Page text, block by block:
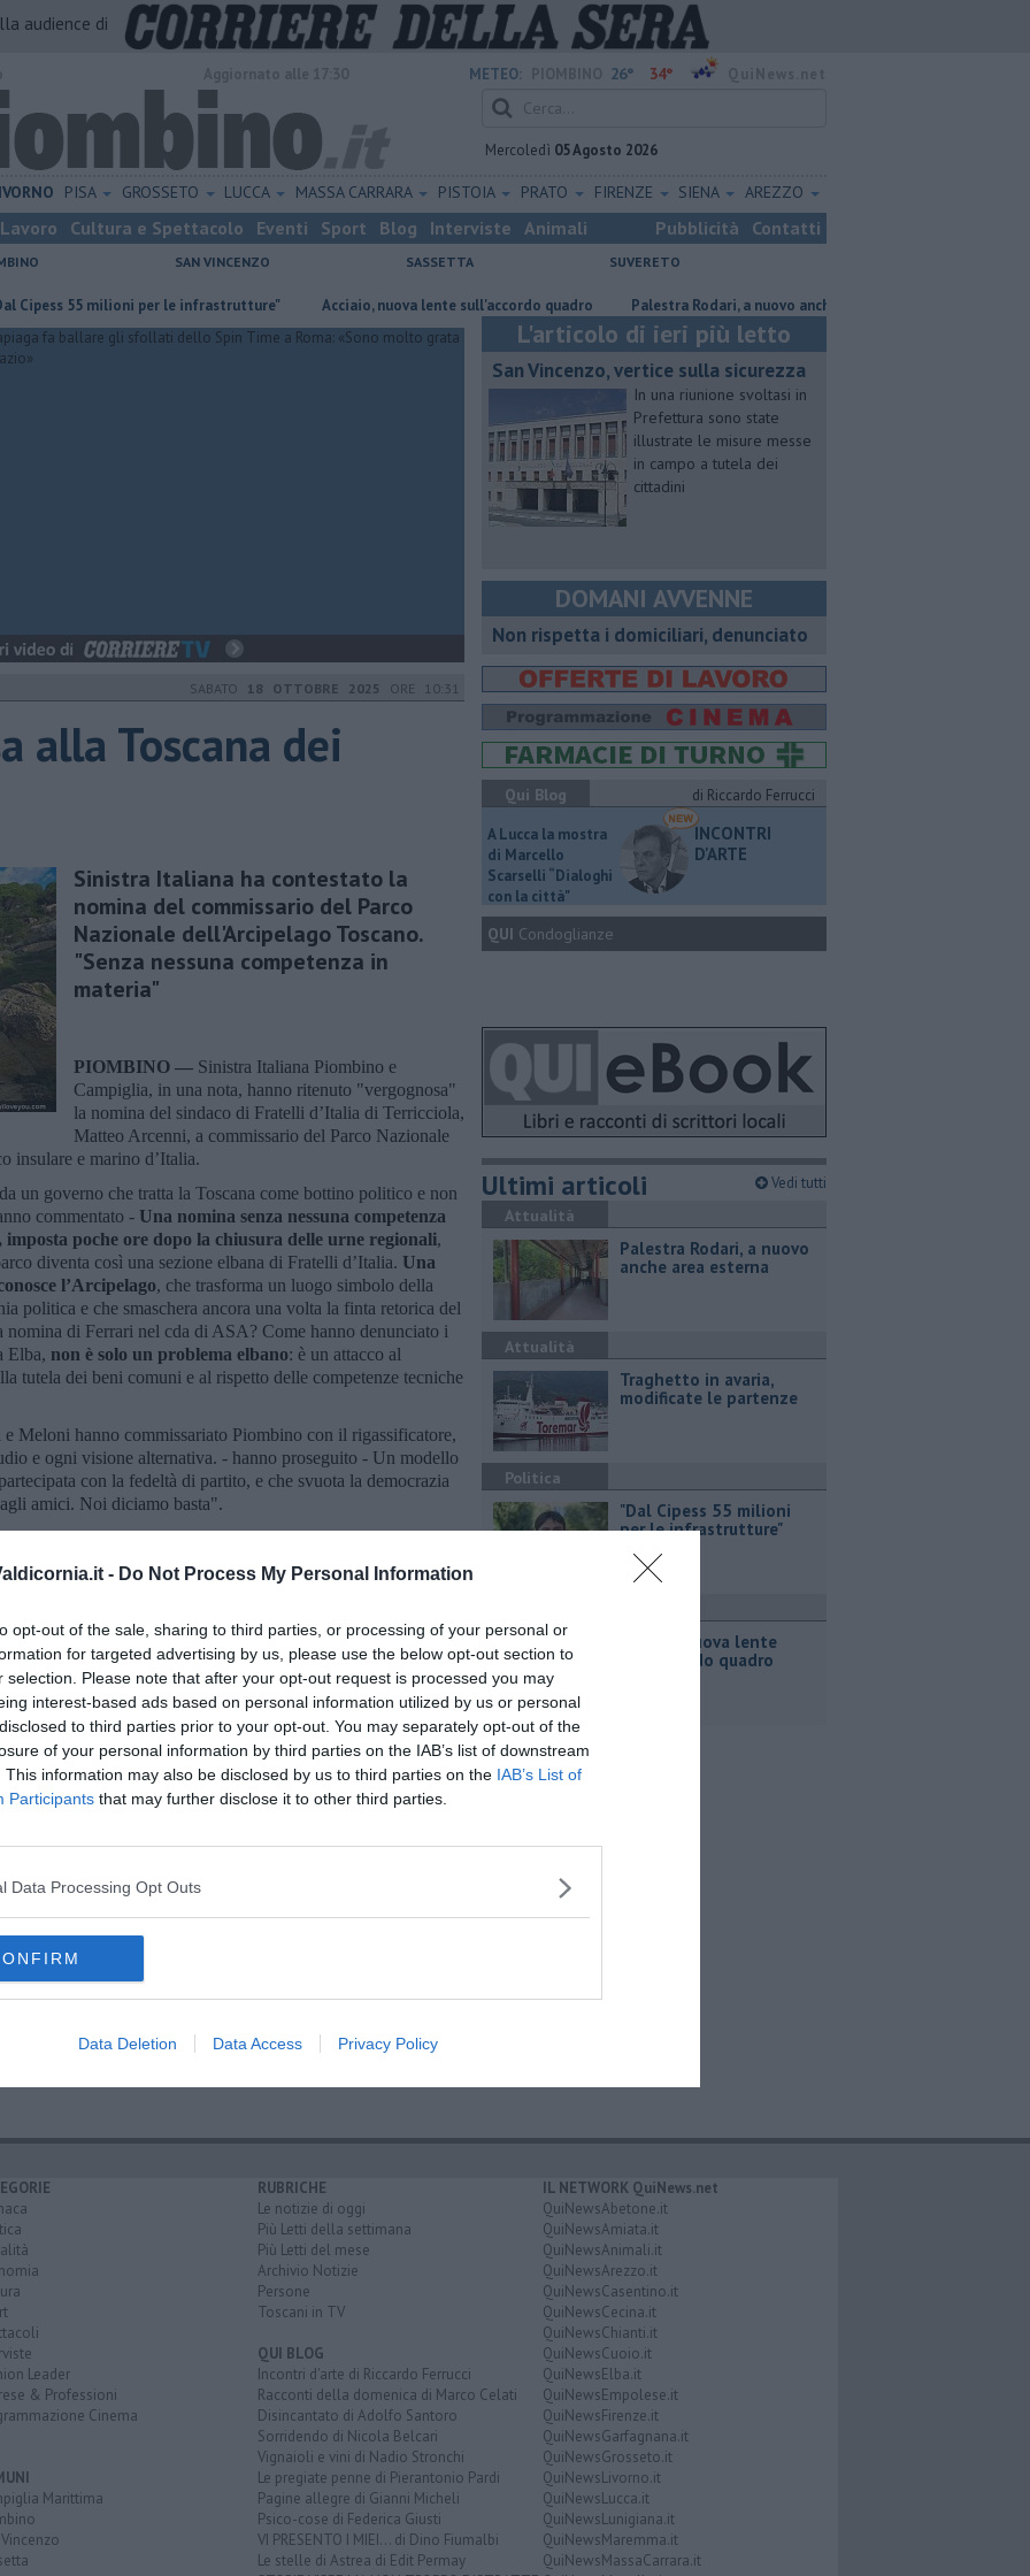
- Do Not Process My Personal Information
opt-out of the sale, sharing to third parties, or processing of your personal or
for targeted advertising by us, please use the below opt-out section to
selection. Please note that after your opt-out request is processed you may
interest-based ads based on personal information utilized by us or personal
to third parties prior to your opt-out. You may separately opt-out of the
of your personal information by third parties on the IAB’s list of downstream
This information may also be disclosed by us to third parties on the IAB’s List of
Participants that may further disclose it to other third parties.
Data Processing Opt Outs
Data Deletion Data Access Privacy Policy
audience di
METEO: 26° 34°
Mercoledì 05 Agosto 2026
PISA GROSSETO LUCCA MASSA CARRARA PISTOIA PRATO FIRENZE SIENA AREZZO
Lavoro Cultura e Spettacolo Eventi Sport Blog Interviste Animali Pubblicità Contatti
SAN VINCENZO SASSETTA SUVERETO
55 milioni per le infrastrutture" Acciaio, nuova lente sull'accordo quadro Palestra Rodari, a nuovo anche area esterna
SABATO 18 OTTOBRE 2025 ORE 10:31
alla Toscana dei
Sinistra Italiana ha contestato la
nomina del commissario del Parco
Nazionale dell'Arcipelago Toscano.
"Senza nessuna competenza in
materia"
PIOMBINO — Sinistra Italiana Piombino e
Campiglia, in una nota, hanno ritenuto "vergognosa"
la nomina del sindaco di Fratelli d’Italia di Terricciola,
Matteo Arcenni, a commissario del Parco Nazionale
insulare e marino d’Italia.
un governo che tratta la Toscana come bottino politico e non
commentato - Una nomina senza nessuna competenza
imposta poche ore dopo la chiusura delle urne regionali,
diventa così una sezione elbana di Fratelli d’Italia. Una
l’Arcipelago, che trasforma un luogo simbolo della
politica e che smaschera ancora una volta la finta retorica del
nomina di Ferrari nel cda di ASA? Come hanno denunciato i
Elba, non è solo un problema elbano: è un attacco al
tutela dei beni comuni e al rispetto delle competenze tecniche
Meloni hanno commissariato Piombino con il rigassificatore,
e ogni visione alternativa. - hanno proseguito - Un modello
con la fedeltà di partito, e che svuota la democrazia
amici. Noi diciamo basta".
e alla Comunità del Parco una reazione vera: "non solo un
netta contro questa gestione coloniale dei territori".
comune che appartiene ai cittadini, alla loro storia e al loro
come ladro nella notte, ruba a tutti noi".
iscriviti allaNewsletter QUInews - ToscanaMedia.
nella tua casella di posta.
L'articolo di ieri più letto
San Vincenzo, vertice sulla sicurezza
In una riunione svoltasi in
Prefettura sono state
illustrate le misure messe
in campo a tutela dei
cittadini
DOMANI AVVENNE
Non rispetta i domiciliari, denunciato
Qui Blog
di Riccardo Ferrucci
A Lucca la mostra
di Marcello
Scarselli “Dialoghi
con la città"
INCONTRI
D'ARTE
QUI Condoglianze
Ultimi articoli Vedi tutti
Attualità
Palestra Rodari, a nuovo
anche area esterna
Attualità
Traghetto in avaria,
modificate le partenze
Politica
"Dal Cipess 55 milioni
per le infrastrutture"
Acciaio, nuova lente
sull'accordo quadro
Leader
& Professioni
Cinema
Marittima
RUBRICHE
Le notizie di oggi
Più Letti della settimana
Più Letti del mese
Archivio Notizie
Persone
Toscani in TV
QUI BLOG
Incontri d'arte di Riccardo Ferrucci
Racconti della domenica di Marco Celati
Disincantato di Adolfo Santoro
Sorridendo di Nicola Belcari
Vignaioli e vini di Nadio Stronchi
Le pregiate penne di Pierantonio Pardi
Pagine allegre di Gianni Micheli
Psico-cose di Federica Giusti
VI PRESENTO I MIEI... di Dino Fiumalbi
Le stelle di Astrea di Edit Permay
IL NETWORK QuiNews.net
QuiNewsAbetone.it
QuiNewsAmiata.it
QuiNewsAnimali.it
QuiNewsArezzo.it
QuiNewsCasentino.it
QuiNewsCecina.it
QuiNewsChianti.it
QuiNewsCuoio.it
QuiNewsElba.it
QuiNewsEmpolese.it
QuiNewsFirenze.it
QuiNewsGarfagnana.it
QuiNewsGrosseto.it
QuiNewsLivorno.it
QuiNewsLucca.it
QuiNewsLunigiana.it
QuiNewsMaremma.it
QuiNewsMassaCarrara.it